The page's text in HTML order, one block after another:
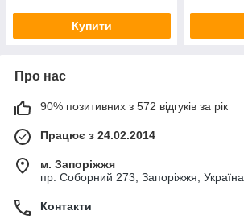
Купити
Про нас
90% позитивних з 572 відгуків за рік
Працює з 24.02.2014
м. Запоріжжя
пр. Соборний 273, Запоріжжя, Україна
Контакти